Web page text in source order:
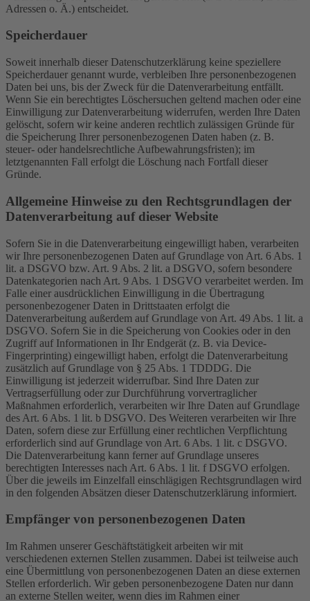
Adressen o. Ä.) entscheidet.
Speicherdauer
Soweit innerhalb dieser Datenschutzerklärung keine speziellere
Speicherdauer genannt wurde, verbleiben Ihre personenbezogenen
Daten bei uns, bis der Zweck für die Datenverarbeitung entfällt.
Wenn Sie ein berechtigtes Löschersuchen geltend machen oder eine
Einwilligung zur Datenverarbeitung widerrufen, werden Ihre Daten
gelöscht, sofern wir keine anderen rechtlich zulässigen Gründe für
die Speicherung Ihrer personenbezogenen Daten haben (z. B.
steuer- oder handelsrechtliche Aufbewahrungsfristen); im
letztgenannten Fall erfolgt die Löschung nach Fortfall dieser
Gründe.
Allgemeine Hinweise zu den Rechtsgrundlagen der
Datenverarbeitung auf dieser Website
Sofern Sie in die Datenverarbeitung eingewilligt haben, verarbeiten
wir Ihre personenbezogenen Daten auf Grundlage von Art. 6 Abs. 1
lit. a DSGVO bzw. Art. 9 Abs. 2 lit. a DSGVO, sofern besondere
Datenkategorien nach Art. 9 Abs. 1 DSGVO verarbeitet werden. Im
Falle einer ausdrücklichen Einwilligung in die Übertragung
personenbezogener Daten in Drittstaaten erfolgt die
Datenverarbeitung außerdem auf Grundlage von Art. 49 Abs. 1 lit. a
DSGVO. Sofern Sie in die Speicherung von Cookies oder in den
Zugriff auf Informationen in Ihr Endgerät (z. B. via Device-
Fingerprinting) eingewilligt haben, erfolgt die Datenverarbeitung
zusätzlich auf Grundlage von § 25 Abs. 1 TDDDG. Die
Einwilligung ist jederzeit widerrufbar. Sind Ihre Daten zur
Vertragserfüllung oder zur Durchführung vorvertraglicher
Maßnahmen erforderlich, verarbeiten wir Ihre Daten auf Grundlage
des Art. 6 Abs. 1 lit. b DSGVO. Des Weiteren verarbeiten wir Ihre
Daten, sofern diese zur Erfüllung einer rechtlichen Verpflichtung
erforderlich sind auf Grundlage von Art. 6 Abs. 1 lit. c DSGVO.
Die Datenverarbeitung kann ferner auf Grundlage unseres
berechtigten Interesses nach Art. 6 Abs. 1 lit. f DSGVO erfolgen.
Über die jeweils im Einzelfall einschlägigen Rechtsgrundlagen wird
in den folgenden Absätzen dieser Datenschutzerklärung informiert.
Empfänger von personenbezogenen Daten
Im Rahmen unserer Geschäftstätigkeit arbeiten wir mit
verschiedenen externen Stellen zusammen. Dabei ist teilweise auch
eine Übermittlung von personenbezogenen Daten an diese externen
Stellen erforderlich. Wir geben personenbezogene Daten nur dann
an externe Stellen weiter, wenn dies im Rahmen einer